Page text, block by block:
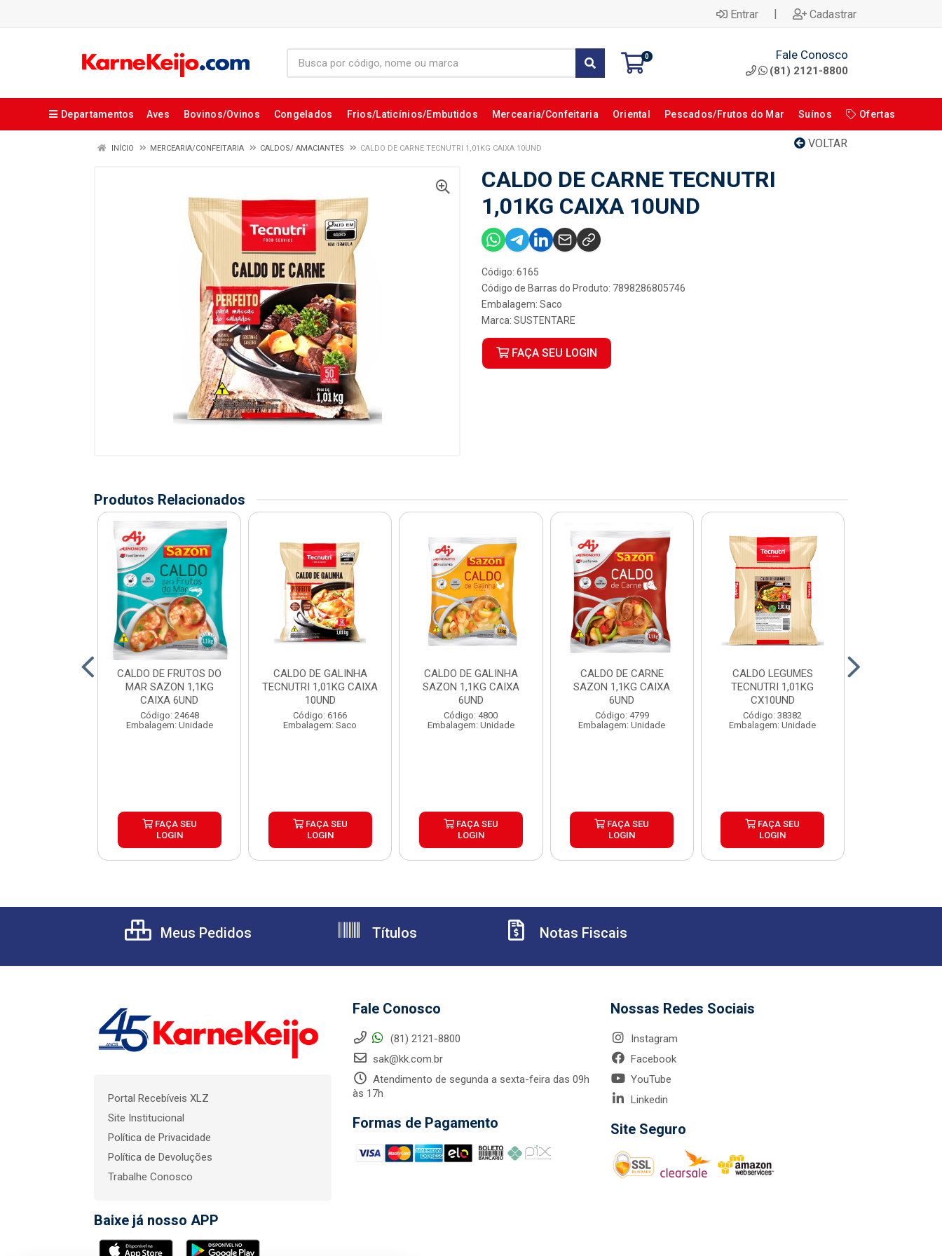
Entrar | Cadastrar
0 Fale Conosco
(81) 2121-8800
Departamentos Aves Bovinos/Ovinos Congelados Frios/Laticínios/Embutidos Mercearia/Confeitaria Oriental Pescados/Frutos do Mar Suínos Ofertas
VOLTAR
INÍCIO MERCEARIA/CONFEITARIA CALDOS/ AMACIANTES CALDO DE CARNE TECNUTRI 1,01KG CAIXA 10UND
CALDO DE CARNE TECNUTRI
1,01KG CAIXA 10UND
Código: 6165
Código de Barras do Produto: 7898286805746
Embalagem: Saco
Marca: SUSTENTARE
FAÇA SEU LOGIN
Produtos Relacionados
CALDO DE FRUTOS DO
MAR SAZON 1,1KG
CAIXA 6UND
Código: 24648
Embalagem: Unidade
FAÇA SEU
LOGIN
CALDO DE GALINHA
TECNUTRI 1,01KG CAIXA
10UND
Código: 6166
Embalagem: Saco
FAÇA SEU
LOGIN
CALDO DE GALINHA
SAZON 1,1KG CAIXA
6UND
Código: 4800
Embalagem: Unidade
FAÇA SEU
LOGIN
CALDO DE CARNE
SAZON 1,1KG CAIXA
6UND
Código: 4799
Embalagem: Unidade
FAÇA SEU
LOGIN
CALDO LEGUMES
TECNUTRI 1,01KG
CX10UND
Código: 38382
Embalagem: Unidade
FAÇA SEU
LOGIN
Meus Pedidos Títulos Notas Fiscais
Portal Recebíveis XLZ
Site Institucional
Política de Privacidade
Política de Devoluções
Trabalhe Conosco
Baixe já nosso APP
Fale Conosco
(81) 2121-8800
sak@kk.com.br
Atendimento de segunda a sexta-feira das 09h
às 17h
Formas de Pagamento
Nossas Redes Sociais
Instagram
Facebook
YouTube
Linkedin
Site Seguro